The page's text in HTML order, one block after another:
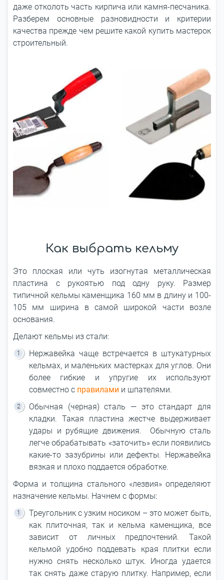
даже отколоть часть кирпича или камня-песчаника.
Разберем основные разновидности и критерии
качества прежде чем решите какой купить мастерок
строительный.
Как выбрать кельму
Это плоская или чуть изогнутая металлическая
пластина с рукоятью под одну руку. Размер
типичной кельмы каменщика 160 мм в длину и 100-
105 мм ширина в самой широкой части возле
основания.
Делают кельмы из стали:
Нержавейка чаще встречается в штукатурных
кельмах, и маленьких мастерках для углов. Они
более гибкие и упругие их используют
совместно с правилами и шпателями.
Обычная (черная) сталь — это стандарт для
кладки. Такая пластина жестче выдерживает
удары и рубящие движения. Обычную сталь
легче обрабатывать «заточить» если появились
какие-то зазубрины или дефекты. Нержавейка
вязкая и плохо поддается обработке.
Форма и толщина стального «лезвия» определяют
назначение кельмы. Начнем с формы:
Треугольник с узким носиком – это может быть,
как плиточная, так и кельма каменщика, все
зависит от личных предпочтений. Такой
кельмой удобно поддевать края плитки если
нужно снять несколько штук. Иногда удается
так снять даже старую плитку. Например, если